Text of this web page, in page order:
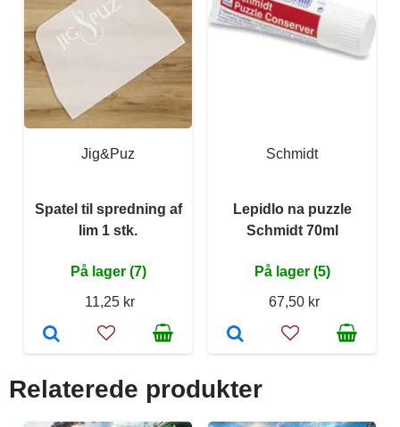
Jig&Puz
Spatel til spredning af
lim 1 stk.
På lager (7)
11,25 kr
Schmidt
Lepidlo na puzzle
Schmidt 70ml
På lager (5)
67,50 kr
Relaterede produkter